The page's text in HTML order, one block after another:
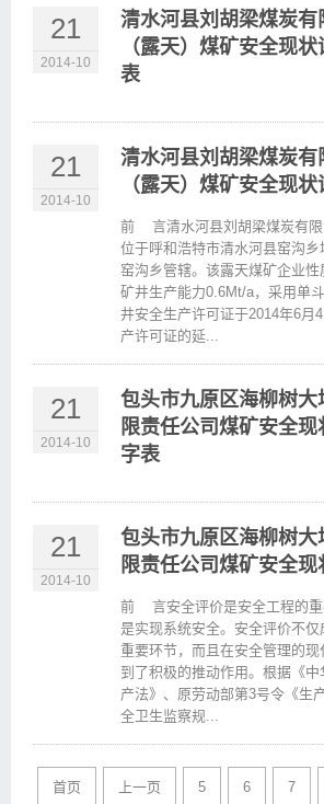
21
2014-10
清水河县刘胡梁煤炭有
（露天）煤矿安全现
表
21
2014-10
清水河县刘胡梁煤炭有
（露天）煤矿安全现
前 言清水河县刘胡梁煤炭有限
位于呼和浩特市清水河县窑沟
窑沟乡管辖。该露天煤矿企业性
矿井生产能力0.6Mt/a，采用单
井安全生产许可证于2014年6月
产许可证的延...
21
2014-10
包头市九原区海柳树
限责任公司煤矿安全
字表
21
2014-10
包头市九原区海柳树
限责任公司煤矿安全
前 言安全评价是安全工程的重
是实现系统安全。安全评价不
重要环节，而且在安全管理的
到了积极的推动作用。根据《
产法》、原劳动部第3号令《生
全卫生监察规...
首页 上一页 5 6 7